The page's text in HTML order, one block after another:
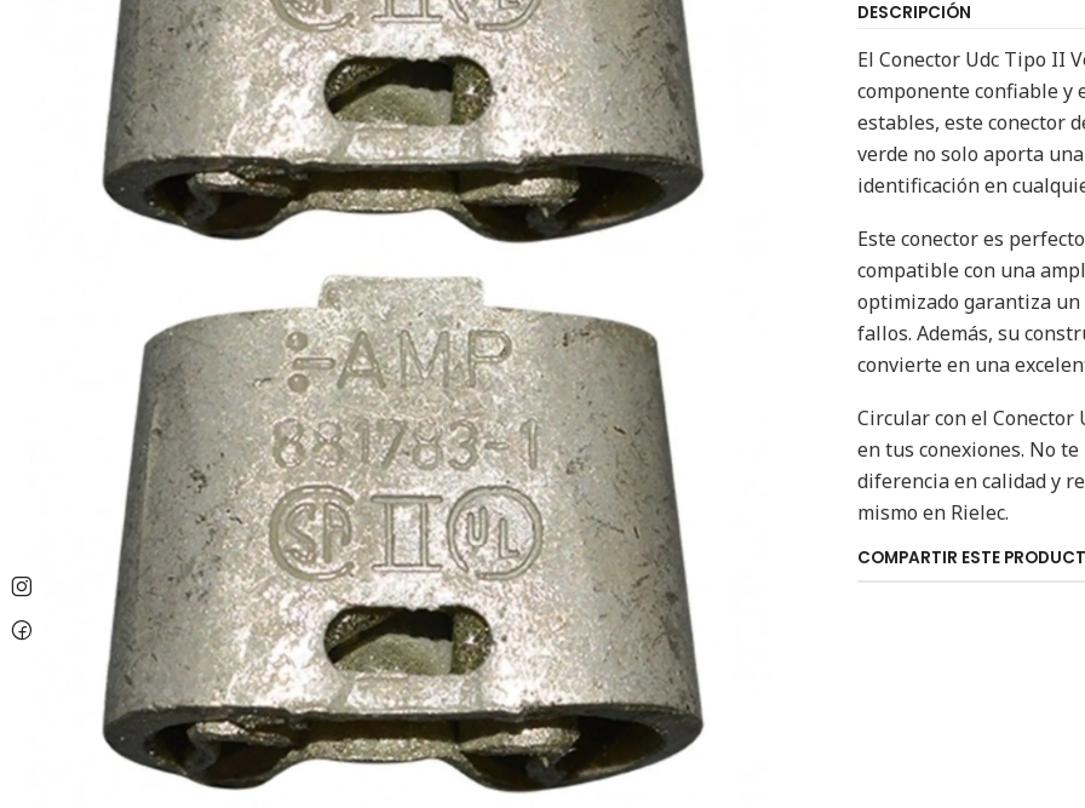
DESCRIPCIÓN
El Conector Udc Tipo II
componente confiable y
estables, este conector
verde no solo aporta
identificación en
Este conector es
compatible con una
optimizado garantiza
fallos. Además, su
convierte en una
Circular con el
en tus conexiones. No
diferencia en calidad y
mismo en Rielec.
COMPARTIR ESTE